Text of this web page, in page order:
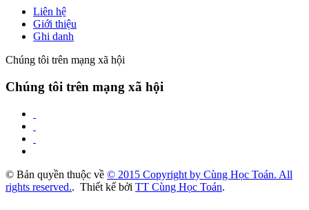
Liên hệ
Giới thiệu
Ghi danh
Chúng tôi trên mạng xã hội
Chúng tôi trên mạng xã hội
© Bản quyền thuộc về © 2015 Copyright by Cùng Học Toán. All
rights reserved.. Thiết kế bởi TT Cùng Học Toán.